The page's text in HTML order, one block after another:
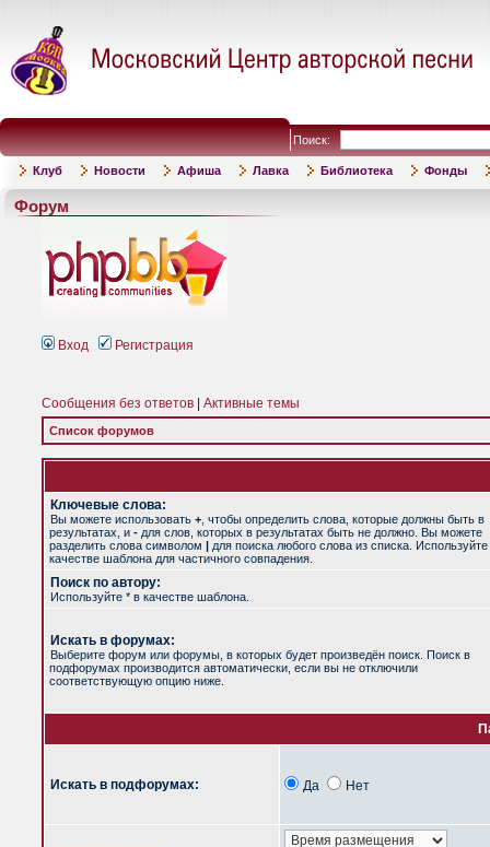
Поиск:
Клуб Новости Афиша Лавка Библиотека Фонды
Форум
Вход Регистрация
Сообщения без ответов Активные темы
Список форумов
Ключевые слова:
Вы можете использовать + , чтобы определить слова, которые должны быть в
результатах, и - для слов, которых в результатах быть не должно. Вы можете
разделить слова символом | для поиска любого слова из списка. Используйте
качестве шаблона для частичного совпадения.
Поиск по автору:
Используйте * в качестве шаблона.
Искать в форумах:
Выберите форум или форумы, в которых будет произведён поиск. Поиск в
подфорумах производится автоматически, если вы не отключили
соответствующую опцию ниже.
Искать в подфорумах: Да Нет